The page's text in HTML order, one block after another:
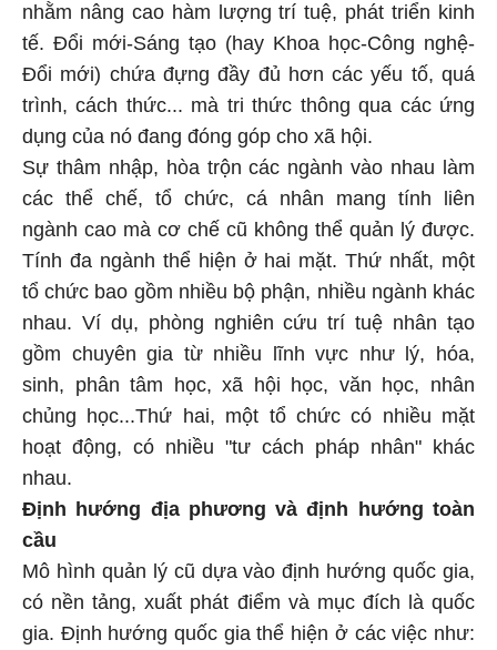
nhằm nâng cao hàm lượng trí tuệ, phát triển kinh
tế. Đổi mới-Sáng tạo (hay Khoa học-Công nghệ-
Đổi mới) chứa đựng đầy đủ hơn các yếu tố, quá
trình, cách thức... mà tri thức thông qua các ứng
dụng của nó đang đóng góp cho xã hội.
Sự thâm nhập, hòa trộn các ngành vào nhau làm
các thể chế, tổ chức, cá nhân mang tính liên
ngành cao mà cơ chế cũ không thể quản lý được.
Tính đa ngành thể hiện ở hai mặt. Thứ nhất, một
tổ chức bao gồm nhiều bộ phận, nhiều ngành khác
nhau. Ví dụ, phòng nghiên cứu trí tuệ nhân tạo
gồm chuyên gia từ nhiều lĩnh vực như lý, hóa,
sinh, phân tâm học, xã hội học, văn học, nhân
chủng học...Thứ hai, một tổ chức có nhiều mặt
hoạt động, có nhiều "tư cách pháp nhân" khác
nhau.
Định hướng địa phương và định hướng toàn
cầu
Mô hình quản lý cũ dựa vào định hướng quốc gia,
có nền tảng, xuất phát điểm và mục đích là quốc
gia. Định hướng quốc gia thể hiện ở các việc như: